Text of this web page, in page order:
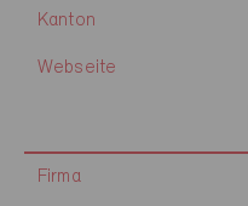
Kanton
Webseite
Firma